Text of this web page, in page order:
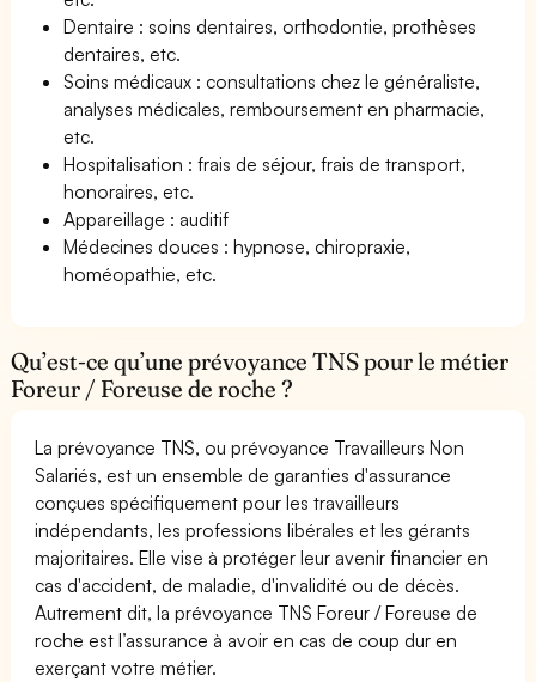
Dentaire : soins dentaires, orthodontie, prothèses
dentaires, etc.
Soins médicaux : consultations chez le généraliste,
analyses médicales, remboursement en pharmacie,
etc.
Hospitalisation : frais de séjour, frais de transport,
honoraires, etc.
Appareillage : auditif
Médecines douces : hypnose, chiropraxie,
homéopathie, etc.
Qu’est-ce qu’une prévoyance TNS pour le métier
Foreur / Foreuse de roche ?
La prévoyance TNS, ou prévoyance Travailleurs Non
Salariés, est un ensemble de garanties d'assurance
conçues spécifiquement pour les travailleurs
indépendants, les professions libérales et les gérants
majoritaires. Elle vise à protéger leur avenir financier en
cas d'accident, de maladie, d'invalidité ou de décès.
Autrement dit, la prévoyance TNS Foreur / Foreuse de
roche est l’assurance à avoir en cas de coup dur en
exerçant votre métier.